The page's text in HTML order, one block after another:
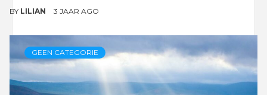
BY LILIAN 3 JAAR AGO
GEEN CATEGORIE